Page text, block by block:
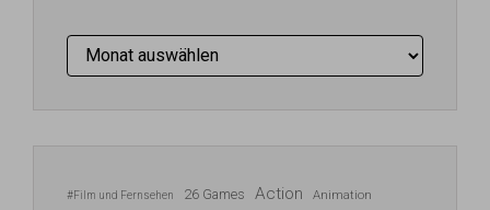
Archiv
#Film und Fernsehen 26 Games Action Animation